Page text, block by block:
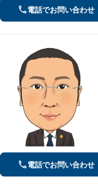
電話でお問い合わせ
電話でお問い合わせ